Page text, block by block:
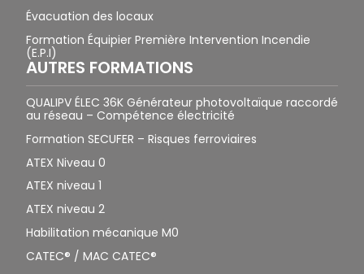
Évacuation des locaux
Formation Équipier Première Intervention Incendie
(E.P.I)
AUTRES FORMATIONS
QUALIPV ÉLEC 36K Générateur photovoltaïque raccordé
au réseau – Compétence électricité
Formation SECUFER – Risques ferroviaires
ATEX Niveau 0
ATEX niveau 1
ATEX niveau 2
Habilitation mécanique M0
CATEC® / MAC CATEC®